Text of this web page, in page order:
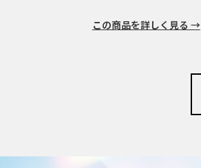
この商品を詳しく見る →